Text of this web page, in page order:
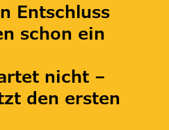
Entschluss
schon ein
nicht –
den ersten